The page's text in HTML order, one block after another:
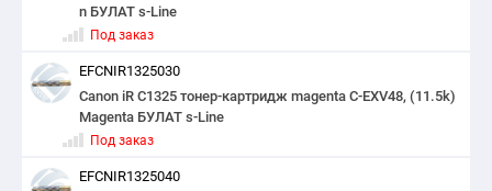
n БУЛАТ s-Line
Под заказ
EFCNIR1325030
Canon iR C1325 тонер-картридж magenta С-EXV48, (11.5k)
Magenta БУЛАТ s-Line
Под заказ
EFCNIR1325040